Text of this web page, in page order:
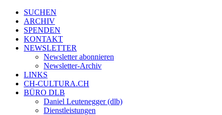
SUCHEN
ARCHIV
SPENDEN
KONTAKT
NEWSLETTER
Newsletter abonnieren
Newsletter-Archiv
LINKS
CH-CULTURA.CH
BÜRO DLB
Daniel Leutenegger (dlb)
Dienstleistungen